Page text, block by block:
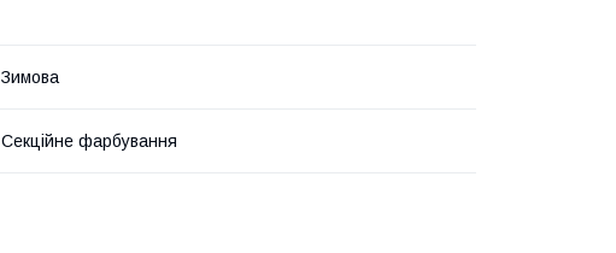
Зимова
Секційне фарбування